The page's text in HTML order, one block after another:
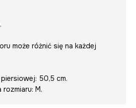
może różnić się na każdej
50,5 cm.
M.